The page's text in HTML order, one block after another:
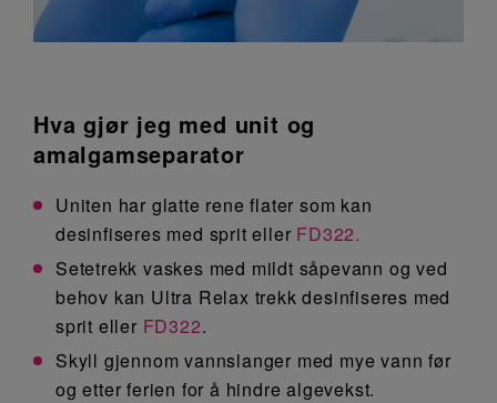
Hva gjør jeg med unit og
amalgamseparator
Uniten har glatte rene flater som kan
desinfiseres med sprit eller FD322.
Setetrekk vaskes med mildt såpevann og ved
behov kan Ultra Relax trekk desinfiseres med
sprit eller FD322.
Skyll gjennom vannslanger med mye vann før
og etter ferien for å hindre algevekst.